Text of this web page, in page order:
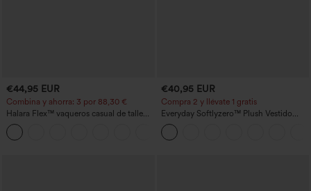
€44,95 EUR
Combina y ahorra: 3 por 88,30 €
Halara Flex™ vaqueros casual de talle
alto con bolsillos, estilo baggy de pierna
ancha, efecto lavado
€40,95 EUR
Compra 2 y llévate 1 gratis
Everyday Softlyzero™ Plush Vestido
deportivo sin espalda 2 en 1
acampanado -Wannabe -Easy Peezy